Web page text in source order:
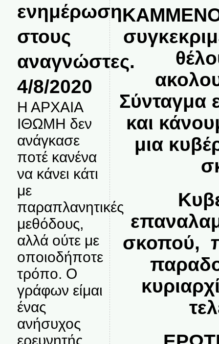
ενημέρωση
στους
αναγνώστες.
4/8/2020
Η ΑΡΧΑΙΑ
ΙΘΩΜΗ δεν
ανάγκασε
ποτέ κανένα
να κάνει κάτι
με
παραπλανητικές
μεθόδους,
αλλά ούτε με
οποιοδήποτε
τρόπο. Ο
γράφων είμαι
ένας
ανήσυχος
ερευνητής
Σύνταγμα
και
μια
σκοπού,